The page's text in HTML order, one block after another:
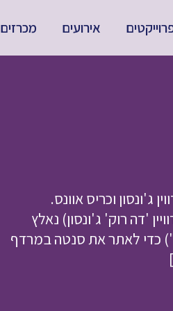
אירועים מכרזים
וכריס אוונס.
'דה רוק' ג'ונסון) נאלץ
כדי לאתר את סנטה במרדף